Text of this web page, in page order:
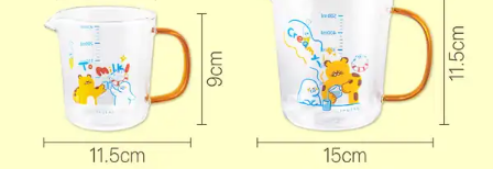
白/米 綠